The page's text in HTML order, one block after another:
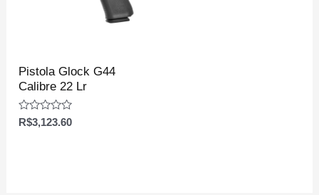
Pistola Glock G44
Calibre 22 Lr
Avaliação
R$3,123.60